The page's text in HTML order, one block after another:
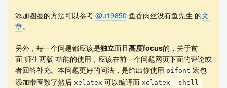
添加圈圈的方法可以参考 @u19850 鱼香肉丝没有鱼先生 的文
章。
另外，每一个问题都应该是独立而且高度focus的，关于前
面"师生两版"功能的使用，应该在前一个问题网页下面的评论或
者回答补充。本问题更好的问法，是给出你使用 pifont 宏包
添加带圈数字然后 xelatex 可以编译而 xelatex -shell-